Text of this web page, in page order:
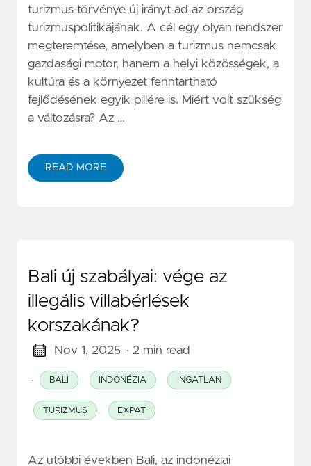
turizmus-törvénye új irányt ad az ország
turizmuspolitikájának. A cél egy olyan rendszer
megteremtése, amelyben a turizmus nemcsak
gazdasági motor, hanem a helyi közösségek, a
kultúra és a környezet fenntartható
fejlődésének egyik pillére is. Miért volt szükség
a változásra? Az …
READ MORE
Bali új szabályai: vége az
illegális villabérlések
korszakának?
Nov 1, 2025 · 2 min read
· BALI INDONÉZIA INGATLAN
TURIZMUS EXPAT
Az utóbbi években Bali, az indonéziai